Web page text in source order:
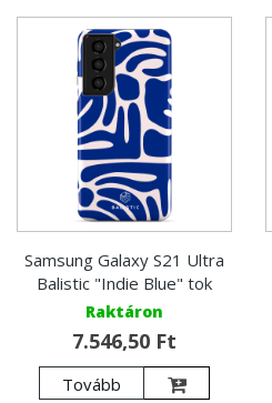
Samsung Galaxy S21 Ultra
Balistic "Indie Blue" tok
Raktáron
7.546,50 Ft
Tovább